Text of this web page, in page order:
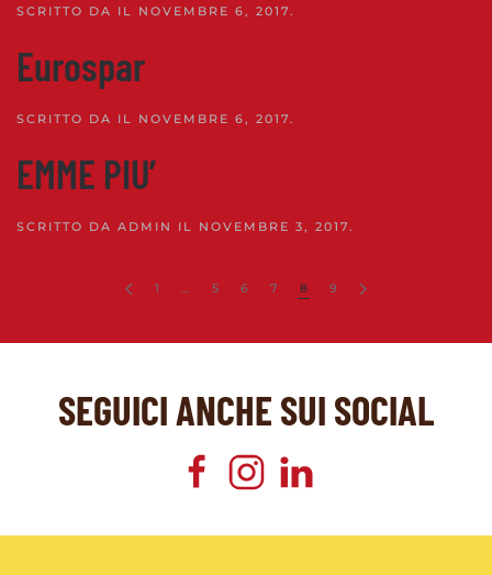
SCRITTO DA IL NOVEMBRE 6, 2017.
Eurospar
SCRITTO DA IL NOVEMBRE 6, 2017.
EMME PIU’
SCRITTO DA ADMIN IL NOVEMBRE 3, 2017.
1 … 5 6 7 8 9
SEGUICI ANCHE SUI SOCIAL